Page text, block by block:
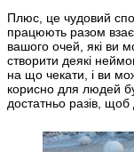
Плюс, це чудовий
працюють разом
вашого очей, які ви
створити деякі
на що чекати, і ви
корисно для людей
достатньо разів, щоб